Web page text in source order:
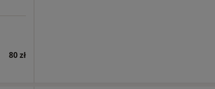
80 zł